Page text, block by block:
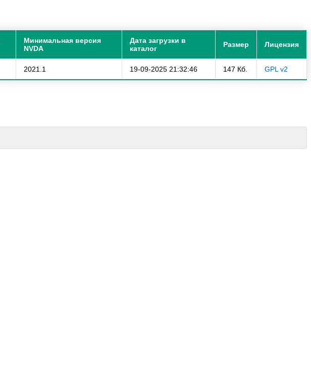
Минимальная версия
NVDA
Дата загрузки в
каталог
Размер Лицензия
2021.1 19-09-2025 21:32:46 147 Кб. GPL v2